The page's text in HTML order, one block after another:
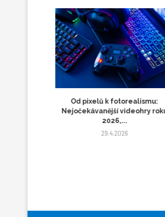
Od pixelů k fotorealismu:
Nejočekávanější videohry roku
2026,...
29.4.2026